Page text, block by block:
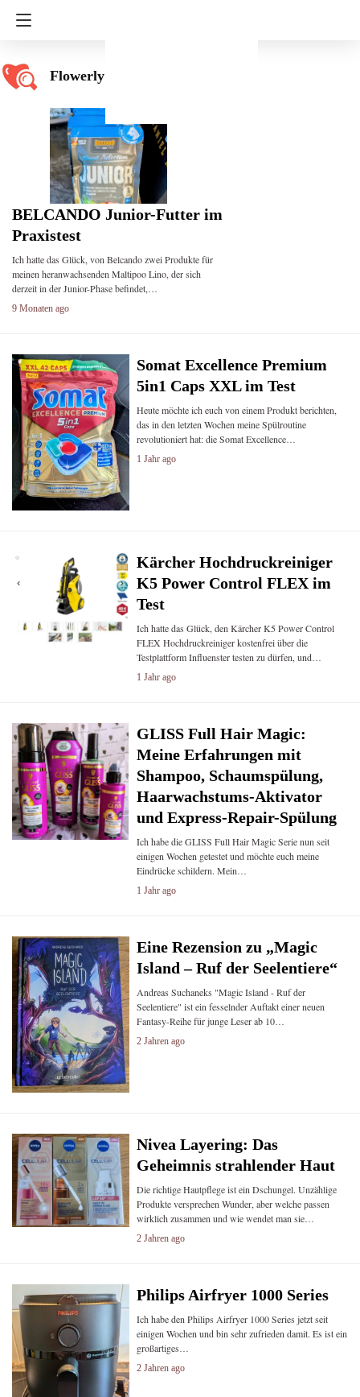
Flowerly
BELCANDO Junior-Futter im
Praxistest
Ich hatte das Glück, von Belcando zwei Produkte für
meinen heranwachsenden Maltipoo Lino, der sich
derzeit in der Junior-Phase befindet,…
9 Monaten ago
Somat Excellence Premium
5in1 Caps XXL im Test
Heute möchte ich euch von einem Produkt berichten,
das in den letzten Wochen meine Spülroutine
revolutioniert hat: die Somat Excellence…
1 Jahr ago
Kärcher Hochdruckreiniger
K5 Power Control FLEX im
Test
Ich hatte das Glück, den Kärcher K5 Power Control
FLEX Hochdruckreiniger kostenfrei über die
Testplattform Influenster testen zu dürfen, und…
1 Jahr ago
GLISS Full Hair Magic:
Meine Erfahrungen mit
Shampoo, Schaumspülung,
Haarwachstums-Aktivator
und Express-Repair-Spülung
Ich habe die GLISS Full Hair Magic Serie nun seit
einigen Wochen getestet und möchte euch meine
Eindrücke schildern. Mein…
1 Jahr ago
Eine Rezension zu „Magic
Island – Ruf der Seelentiere“
Andreas Suchaneks "Magic Island - Ruf der
Seelentiere" ist ein fesselnder Auftakt einer neuen
Fantasy-Reihe für junge Leser ab 10…
2 Jahren ago
Nivea Layering: Das
Geheimnis strahlender Haut
Die richtige Hautpflege ist ein Dschungel. Unzählige
Produkte versprechen Wunder, aber welche passen
wirklich zusammen und wie wendet man sie…
2 Jahren ago
Philips Airfryer 1000 Series
Ich habe den Philips Airfryer 1000 Series jetzt seit
einigen Wochen und bin sehr zufrieden damit. Es ist ein
großartiges…
2 Jahren ago